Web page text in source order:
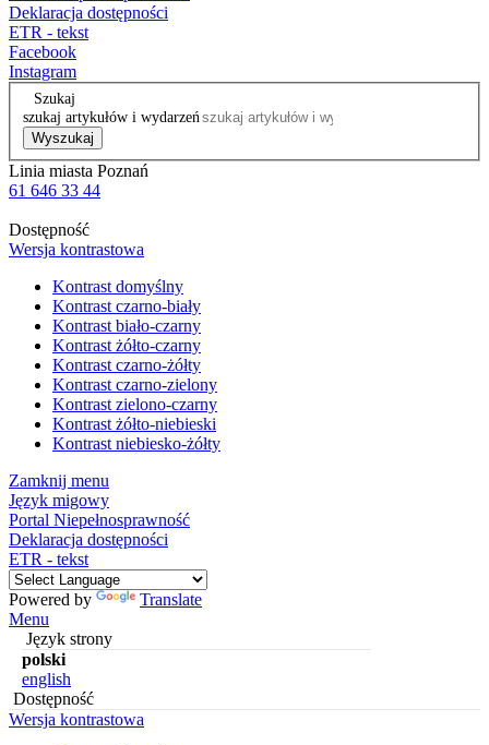
Deklaracja dostępności
ETR - tekst
Facebook
Instagram
Szukaj
szukaj artykułów i wydarzeń
Wyszukaj
Linia miasta Poznań
61 646 33 44
Dostępność
Wersja kontrastowa
Kontrast domyślny
Kontrast czarno-biały
Kontrast biało-czarny
Kontrast żółto-czarny
Kontrast czarno-żółty
Kontrast czarno-zielony
Kontrast zielono-czarny
Kontrast żółto-niebieski
Kontrast niebiesko-żółty
Zamknij menu
Język migowy
Portal Niepełnosprawność
Deklaracja dostępności
ETR - tekst
Powered by
Translate
Menu
Język strony
polski
english
Dostępność
Wersja kontrastowa